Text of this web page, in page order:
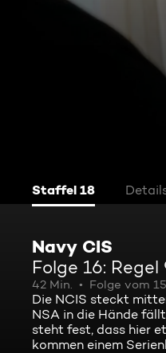
Staffel 18
Navy CIS
Folge 16: Regel
42 Min. Folge vom
Die NCIS steckt
NSA in die Hände
steht fest, dass hier
kommen einem